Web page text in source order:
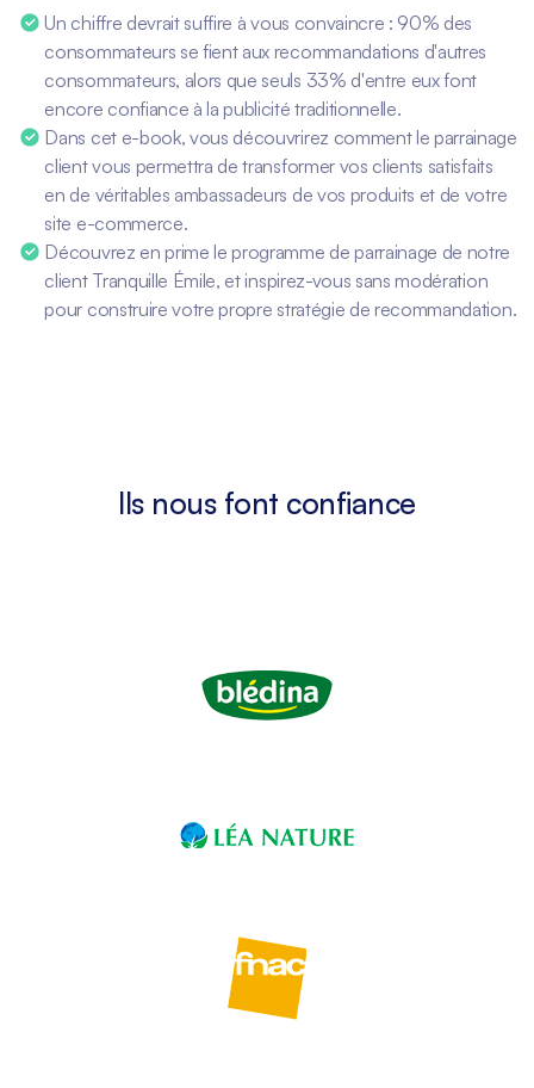
Un chiffre devrait suffire à vous convaincre : 90% des
consommateurs se fient aux recommandations d'autres
consommateurs, alors que seuls 33% d'entre eux font
encore confiance à la publicité traditionnelle.
Dans cet e-book, vous découvrirez comment le parrainage
client vous permettra de transformer vos clients satisfaits
en de véritables ambassadeurs de vos produits et de votre
site e-commerce.
Découvrez en prime le programme de parrainage de notre
client Tranquille Émile, et inspirez-vous sans modération
pour construire votre propre stratégie de recommandation.
Ils nous font confiance